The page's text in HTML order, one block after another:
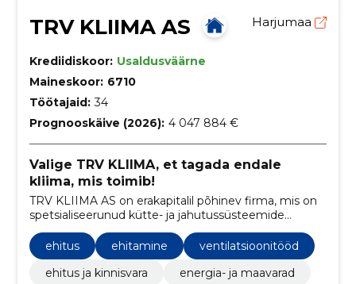
TRV KLIIMA AS Harjumaa
Krediidiskoor: Usaldusväärne
Maineskoor: 6710
Töötajaid: 34
Prognooskäive (2026): 4 047 884 €
Valige TRV KLIIMA, et tagada endale
kliima, mis toimib!
TRV KLIIMA AS on erakapitalil põhinev firma, mis on
spetsialiseerunud kütte- ja jahutussüsteemide
ehitamisele ning hooldamisele.
ehitus
ehitamine
ventilatsioonitööd
ehitus ja kinnisvara
energia- ja maavarad